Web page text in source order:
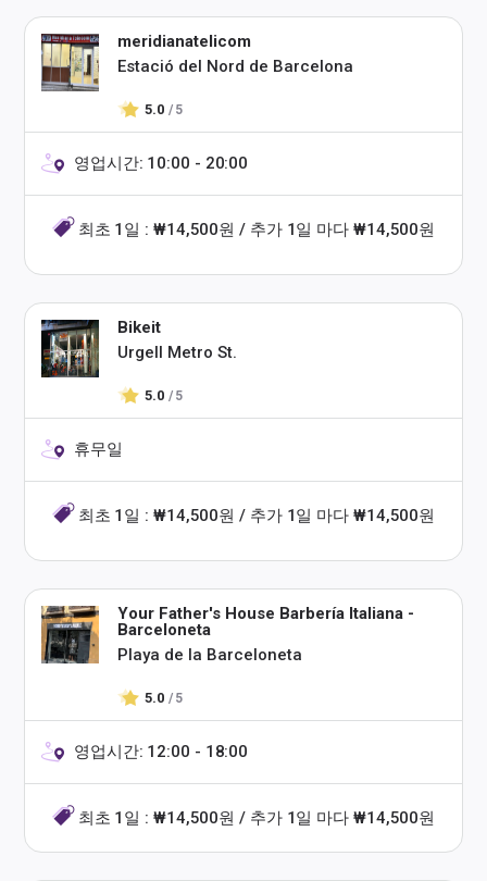
meridianatelicom
Estació del Nord de Barcelona
5.0 / 5
영업시간: 10:00 - 20:00
최초 1일 : ₩14,500원 / 추가 1일 마다 ₩14,500원
Bikeit
Urgell Metro St.
5.0 / 5
휴무일
최초 1일 : ₩14,500원 / 추가 1일 마다 ₩14,500원
Your Father's House Barbería Italiana -
Barceloneta
Playa de la Barceloneta
5.0 / 5
영업시간: 12:00 - 18:00
최초 1일 : ₩14,500원 / 추가 1일 마다 ₩14,500원